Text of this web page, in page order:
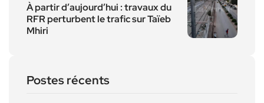
À partir d’aujourd’hui : travaux du
RFR perturbent le trafic sur Taïeb
Mhiri
Postes récents